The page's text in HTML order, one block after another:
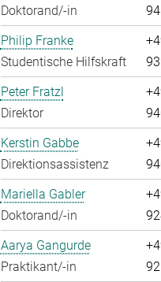
Doktorand/-in
Philip Franke
Studentische Hilfskraft
Peter Fratzl
Direktor
Kerstin Gabbe
Direktionsassistenz
Mariella Gabler
Doktorand/-in
Aarya Gangurde
Praktikant/-in